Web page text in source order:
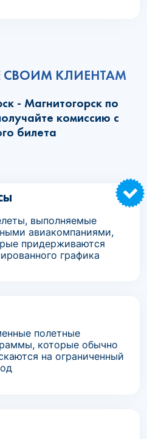
СВОИМ КЛИЕНТАМ
- Магнитогорск по
комиссию с
билета
выполняемые
авиакомпаниями,
придерживаются
графика
полетные
которые обычно
на ограниченный